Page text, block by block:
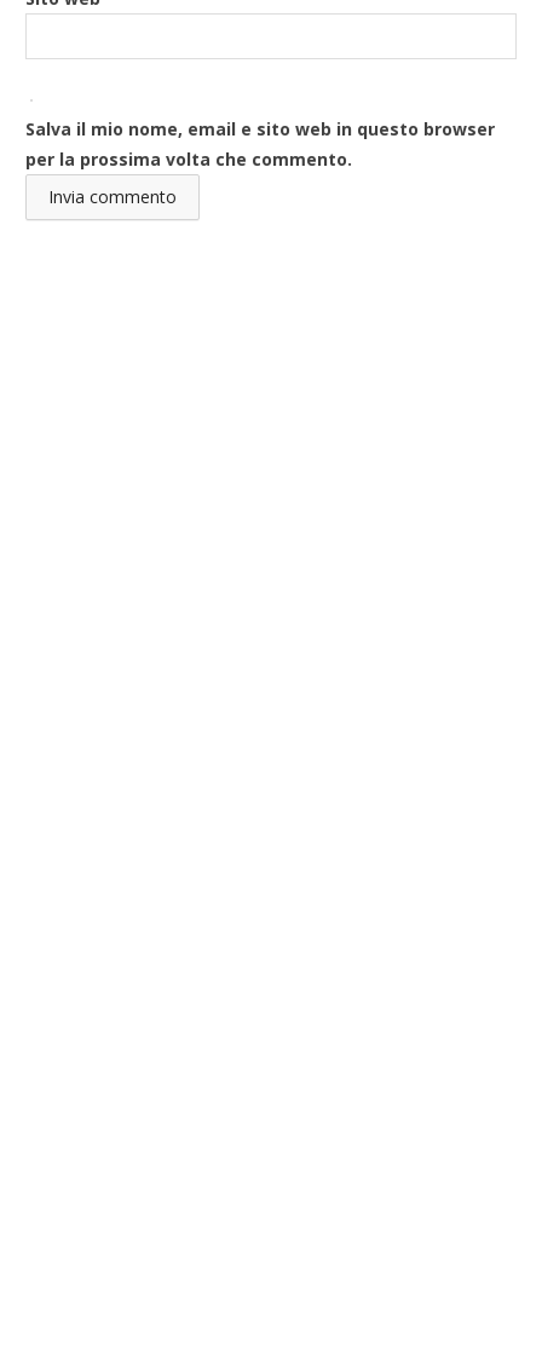
Salva il mio nome, email e sito web in questo browser
per la prossima volta che commento.